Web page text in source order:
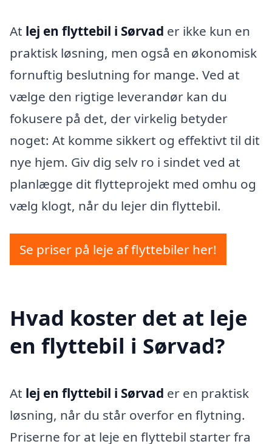
At lej en flyttebil i Sørvad er ikke kun en
praktisk løsning, men også en økonomisk
fornuftig beslutning for mange. Ved at
vælge den rigtige leverandør kan du
fokusere på det, der virkelig betyder
noget: At komme sikkert og effektivt til dit
nye hjem. Giv dig selv ro i sindet ved at
planlægge dit flytteprojekt med omhu og
vælg klogt, når du lejer din flyttebil.
Se priser på leje af flyttebiler her!
Hvad koster det at leje
en flyttebil i Sørvad?
At lej en flyttebil i Sørvad er en praktisk
løsning, når du står overfor en flytning.
Priserne for at leje en flyttebil starter fra